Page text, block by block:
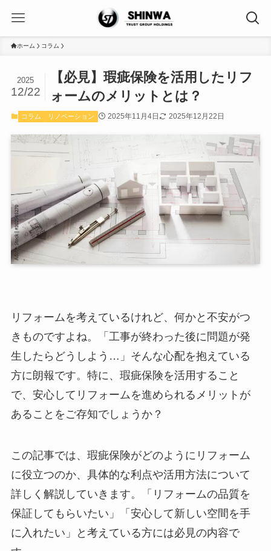
ホーム コラム
【必見】瑕疵保険を活用したリフ
ォームのメリットとは？
2025
12/22
コラム リノベーション 2025年11月4日 2025年12月22日
リフォームを考えているけれど、何かと不安がつ
きものですよね。「工事が終わった後に問題が発
生したらどうしよう…」そんな心配を抱えている
方に朗報です。特に、瑕疵保険を活用すること
で、安心してリフォームを進められるメリットが
あることをご存知でしょうか？
この記事では、瑕疵保険がどのようにリフォーム
に役立つのか、具体的な利点や活用方法について
詳しく解説していきます。「リフォームの品質を
保証してもらいたい」「安心して新しい空間を手
に入れたい」と考えている方には必見の内容で